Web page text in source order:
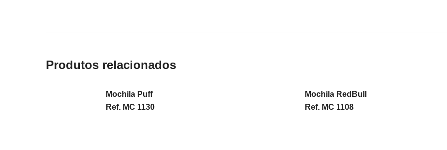
Produtos relacionados
Mochila Puff
Ref. MC 1130
Mochila RedBull
Ref. MC 1108